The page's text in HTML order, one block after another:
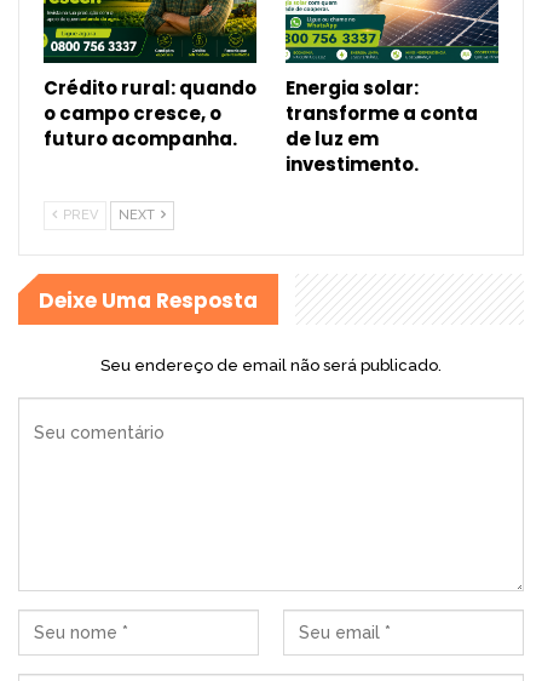
Crédito rural: quando
o campo cresce, o
futuro acompanha.
Energia solar:
transforme a conta
de luz em
investimento.
PREV NEXT
Deixe Uma Resposta
Seu endereço de email não será publicado.